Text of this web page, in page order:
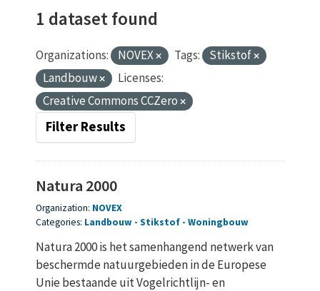
1 dataset found
Organizations: NOVEX Tags:
Stikstof
Landbouw
Licenses:
Creative Commons CCZero
Filter Results
Natura 2000
Organization: NOVEX
Categories: Landbouw Stikstof Woningbouw
Natura 2000 is het samenhangend netwerk van
beschermde natuurgebieden in de Europese
Unie bestaande uit Vogelrichtlijn- en